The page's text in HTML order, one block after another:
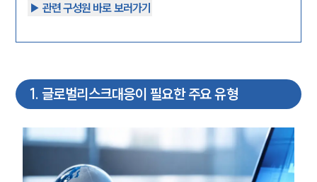
▶︎ 관련 구성원 바로 보러가기
1. 글로벌리스크대응이 필요한 주요 유형